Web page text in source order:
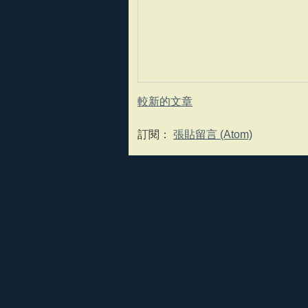
較新的文章
訂閱： 張貼留言 (Atom)